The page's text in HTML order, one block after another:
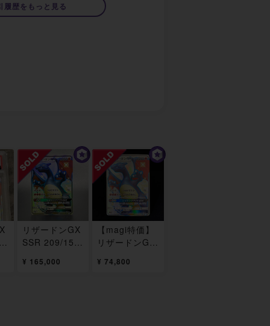
履歴をもっと見る
リザードンGX
SSR 209/150
¥ 165,000
【magi特価】
リザードンGX
1枚
¥ 74,800